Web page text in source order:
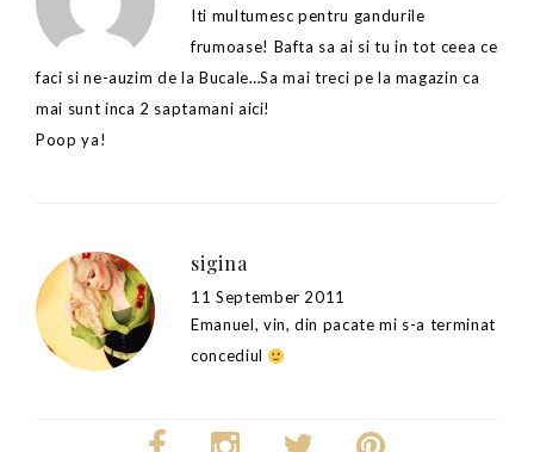
Iti multumesc pentru gandurile
frumoase! Bafta sa ai si tu in tot ceea ce
faci si ne-auzim de la Bucale…Sa mai treci pe la magazin ca
mai sunt inca 2 saptamani aici!
Poop ya!
sigina
11 September 2011
Emanuel, vin, din pacate mi s-a terminat
concediul